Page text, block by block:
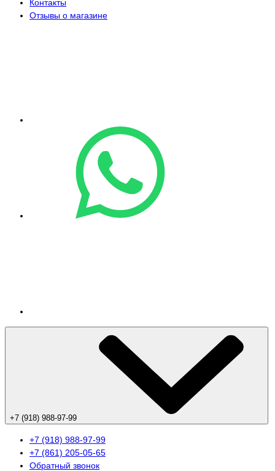
Контакты
Отзывы о магазине
+7 (918) 988-97-99
+7 (918) 988-97-99
+7 (861) 205-05-65
Обратный звонок